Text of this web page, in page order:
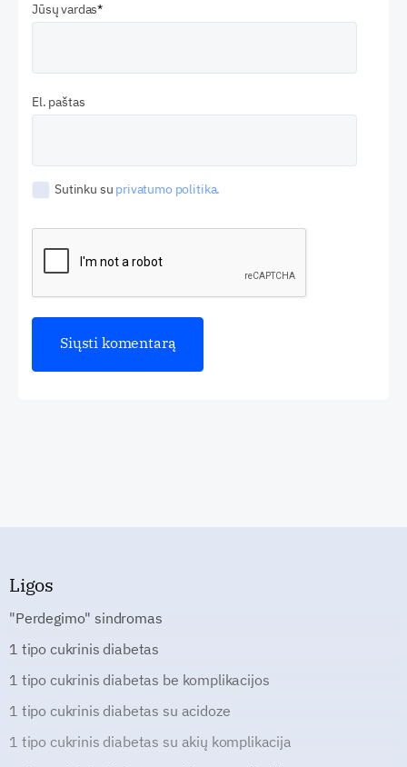
Jūsų vardas
El. paštas
Sutinku su privatumo politika.
Ligos
"Perdegimo" sindromas
1 tipo cukrinis diabetas
1 tipo cukrinis diabetas be komplikacijos
1 tipo cukrinis diabetas su acidoze
1 tipo cukrinis diabetas su akių komplikacija